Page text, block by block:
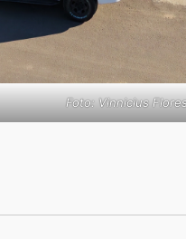
Foto: Vinnicius